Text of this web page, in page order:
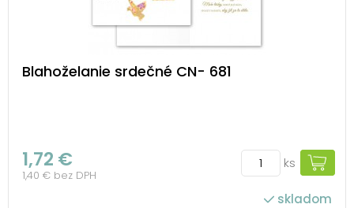
Blahoželanie srdečné CN- 681
1,72 €
1,40 € bez DPH
ks
skladom